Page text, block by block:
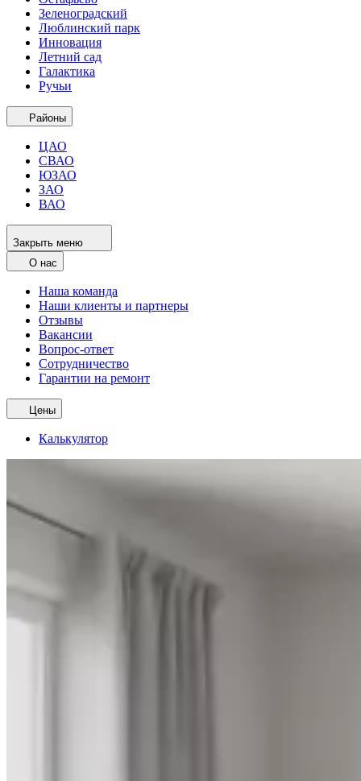
Зеленоградский
Люблинский парк
Инновация
Летний сад
Галактика
Ручьи
Районы
ЦАО
СВАО
ЮЗАО
ЗАО
ВАО
Закрыть меню
О нас
Наша команда
Наши клиенты и партнеры
Отзывы
Вакансии
Вопрос-ответ
Сотрудничество
Гарантии на ремонт
Цены
Калькулятор